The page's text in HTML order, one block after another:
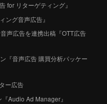
for リターゲティング』
ング音声広告』
声広告を連携出稿『OTT広告
『音声広告 購買分析パッケー
ー広告
Audio Ad Manager』